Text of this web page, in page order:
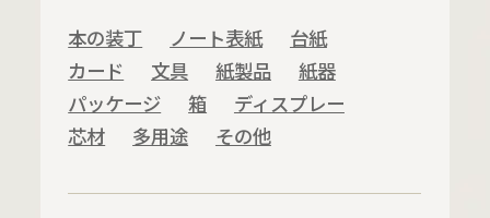
本の装丁 ノート表紙
台紙
カード
文具 紙製品
紙器
パッケージ
箱
ディスプレー
芯材
多用途 その他